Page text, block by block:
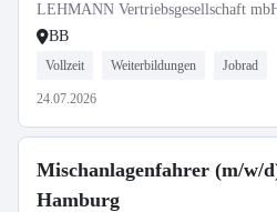
LEHMANN Vertriebsgesellschaft
BB
Vollzeit Weiterbildungen Jobrad
24.07.2026
Mischanlagenfahrer (m/w/
Hamburg